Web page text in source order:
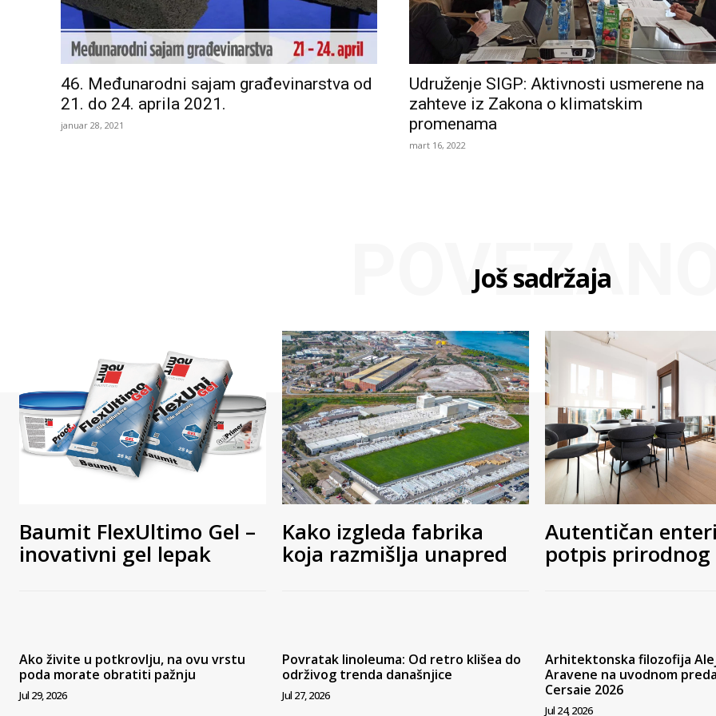
46. Međunarodni sajam građevinarstva od
21. do 24. aprila 2021.
januar 28, 2021
Udruženje SIGP: Aktivnosti usmerene na
zahteve iz Zakona o klimatskim
promenama
mart 16, 2022
Još sadržaja
Baumit FlexUltimo Gel –
inovativni gel lepak
Kako izgleda fabrika
koja razmišlja unapred
Autentičan
potpis
Ako živite u potkrovlju, na ovu vrstu
poda morate obratiti pažnju
Jul 29, 2026
Povratak linoleuma: Od retro klišea do
održivog trenda današnjice
Jul 27, 2026
Arhitektonska filozofija
Aravene na uvodnom
Cersaie 2026
Jul 24, 2026